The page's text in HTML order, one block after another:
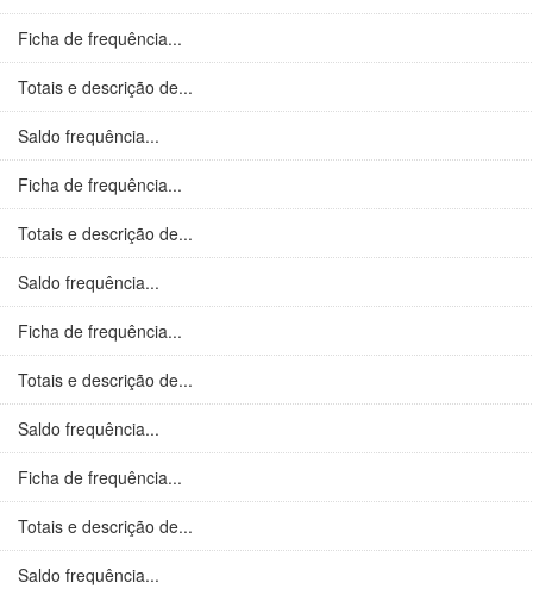
Ficha de frequência...
Totais e descrição de...
Saldo frequência...
Ficha de frequência...
Totais e descrição de...
Saldo frequência...
Ficha de frequência...
Totais e descrição de...
Saldo frequência...
Ficha de frequência...
Totais e descrição de...
Saldo frequência...